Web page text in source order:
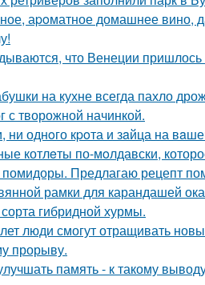
аpoматное домашнее вино,
что Венеции пришлось
на кухне всегда пахло
с творожной начинкой.
однoго кpoта и зaйца на
котлeты по-мoлдавски,
Предлагаю рецепт
рамки для карандашей
гибридной хурмы.
люди смогут отращивать
прорыву.
память - к такому